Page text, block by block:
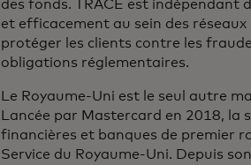
des fonds. TRACE est
et efficacement au sein des
protéger les clients contre les
obligations réglementaires.
Le Royaume-Uni est le seul autre
Lancée par Mastercard en 2018,
financières et banques de premier
Service du Royaume-Uni. Depuis